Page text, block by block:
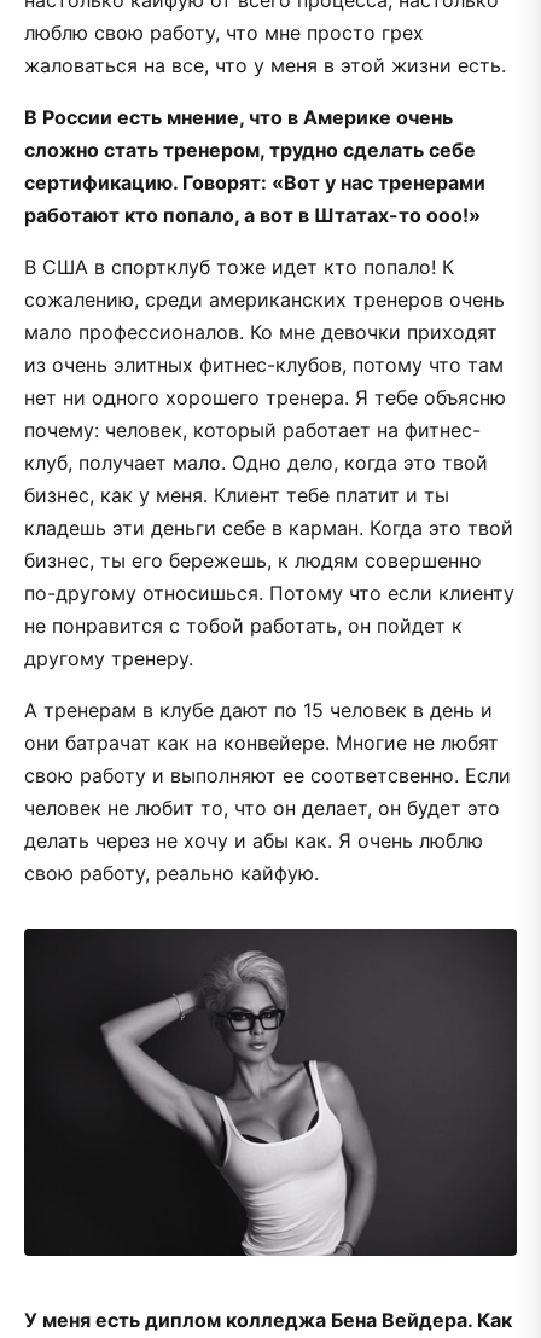
люблю свою работу, что мне просто грех
жаловаться на все, что у меня в этой жизни есть.
В России есть мнение, что в Америке очень
сложно стать тренером, трудно сделать себе
сертификацию. Говорят: «Вот у нас тренерами
работают кто попало, а вот в Штатах-то ооо!»
В США в спортклуб тоже идет кто попало! К
сожалению, среди американских тренеров очень
мало профессионалов. Ко мне девочки приходят
из очень элитных фитнес-клубов, потому что там
нет ни одного хорошего тренера. Я тебе объясню
почему: человек, который работает на фитнес-
клуб, получает мало. Одно дело, когда это твой
бизнес, как у меня. Клиент тебе платит и ты
кладешь эти деньги себе в карман. Когда это твой
бизнес, ты его бережешь, к людям совершенно
по-другому относишься. Потому что если клиенту
не понравится с тобой работать, он пойдет к
другому тренеру.
А тренерам в клубе дают по 15 человек в день и
они батрачат как на конвейере. Многие не любят
свою работу и выполняют ее соответсвенно. Если
человек не любит то, что он делает, он будет это
делать через не хочу и абы как. Я очень люблю
свою работу, реально кайфую.
У меня есть диплом колледжа Бена Вейдера. Как